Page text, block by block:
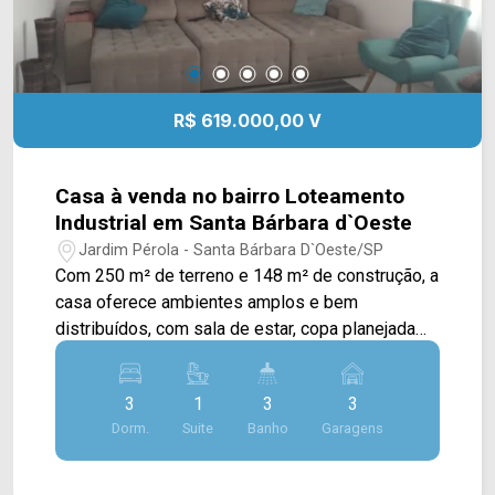
farmácias, restaurantes e comércio em geral.
Para saber mais sobre o imóvel ou para agendar
uma visita, entre em contato conosco: Telefone e
Whatsapp Arbix: (19) 3475-4546 ARBIX IMÓVEIS
- Presente em cada mudança!
R$ 619.000,00 V
Casa à venda no bairro Loteamento
Industrial em Santa Bárbara d`Oeste
Jardim Pérola - Santa Bárbara D`Oeste/SP
Com 250 m² de terreno e 148 m² de construção, a
casa oferece ambientes amplos e bem
distribuídos, com sala de estar, copa planejada
com cristaleira e cozinha planejada,
proporcionando mais praticidade e conforto para
a rotina da família. Dois dormitórios contam com
móveis planejados, garantindo melhor
organização dos espaços. A área de lazer é um
3
Dorm.
1
Suite
3
Banho
3
Garagens